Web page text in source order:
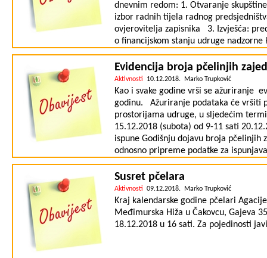
dnevnim redom: 1. Otvaranje
izbor radnih tijela radnog
ovjerovitelja zapisnika 3. Izvješća:
o financijskom stanju udruge
prihvaćanje istih 5. Prijedlog
financijskog plana za 2019. godinu 7.
financijskog plana za 2019. godinu 8.
Kezića na temu: Proljetni razvoj
Evidencija broja pčelinjih
Aktivnosti 10.12.2018. Marko Trupković
Kao i svake godine vrši se ažuriranje
godinu. Ažuriranje podataka će vršiti
prostorijama udruge, u sljedećim
15.12.2018 (subota) od 9-11 sati
ispune Godišnju dojavu broja pčelinjih
odnosno pripreme podatke za
koje treba upisati u evidenciju (i
terminima ili se javiti SMS-om na tel
snimanja lokacije pčelinjaka koje će
podataka za pčelare je besplatno. Za
u večernjim satima izvan navedenih
Susret pčelara
Aktivnosti 09.12.2018. Marko Trupković
Kraj kalendarske godine pčelari
Međimurska Hiža u Čakovcu, Gajeva
18.12.2018 u 16 sati. Za pojedinosti